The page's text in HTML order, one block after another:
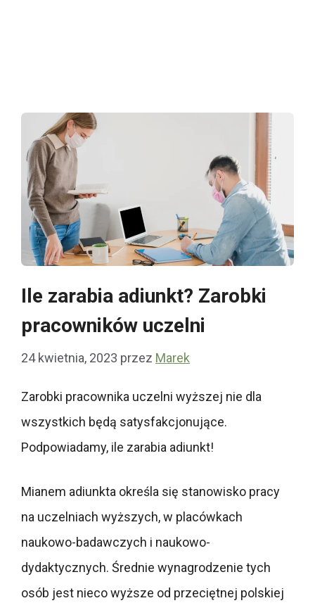
Ile zarabia adiunkt? Zarobki
pracowników uczelni
24 kwietnia, 2023 przez Marek
Zarobki pracownika uczelni wyższej nie dla
wszystkich będą satysfakcjonujące.
Podpowiadamy, ile zarabia adiunkt!
Mianem adiunkta określa się stanowisko pracy
na uczelniach wyższych, w placówkach
naukowo-badawczych i naukowo-
dydaktycznych. Średnie wynagrodzenie tych
osób jest nieco wyższe od przeciętnej polskiej